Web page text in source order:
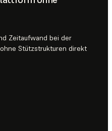
Zeitaufwand bei der
Stützstrukturen direkt